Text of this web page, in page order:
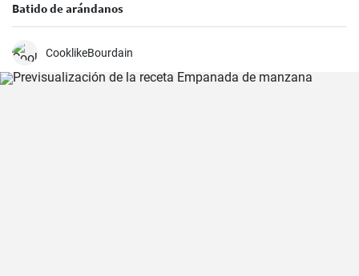
Batido de arándanos
CooklikeBourdain